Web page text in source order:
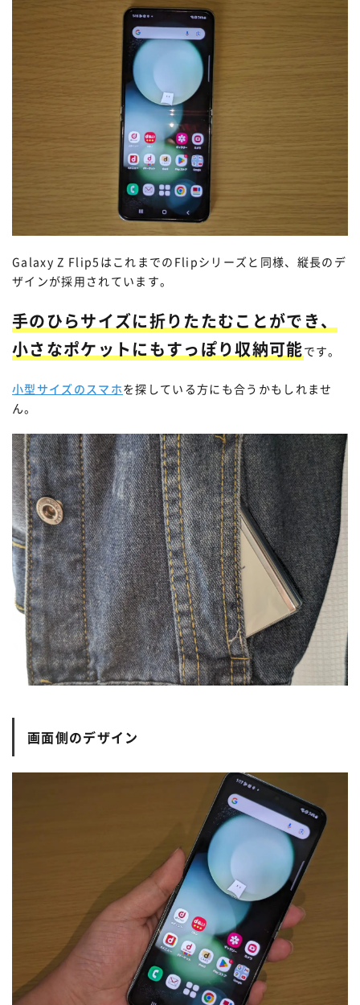
Galaxy Z Flip5はこれまでのFlipシリーズと同様、縦長のデ
ザインが採用されています。
手のひらサイズに折りたたむことができ、
小さなポケットにもすっぽり収納可能です。
小型サイズのスマホを探している方にも合うかもしれませ
ん。
画面側のデザイン